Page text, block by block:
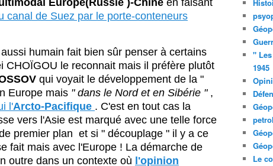
Europe(Russie )-Chine en faisant
canal de Suez par le porte-conteneurs
humain fait bien sûr penser à certains
CHOÏGOU le reconnait mais il préfère plutôt
qui voyait le développement de la "
Europe mais " dans le Nord et en Sibérie ",
l'Arcto-Pacifique . C'est en tout cas la
vers l'Asie est marqué avec une telle force
premier plan et si " découplage " il y a ce
fait mais avec l'Europe ! La démarche de
outre dans un contexte où l'opinion
"
1945
Le